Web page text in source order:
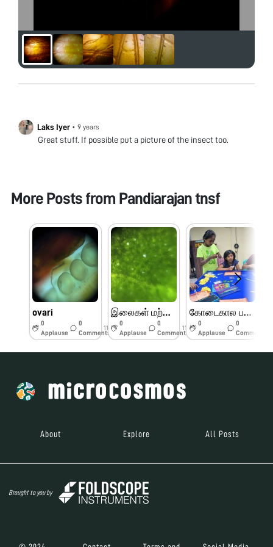
Laks Iyer • 9 years
Great stuff. If possible put a picture of the insect too.
More Posts from Pandiarajan tnsf
ovari
0
Applause
0
Comments
11w
இலைகள் மற்றும் பூக்களின் பாகங்கள்
0
Applause
0
Comments
11w
கோடைகால பயிற்சி முகாம் பெரியார் அறிவியல் மையம்
0
Applause
0
Comments
About Explore All Posts
Brought to you by